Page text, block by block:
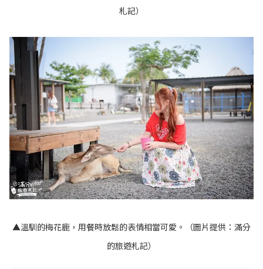
札記）
▲溫馴的梅花鹿，用餐時放鬆的表情相當可愛。（圖片提供：滿分
的旅遊札記）